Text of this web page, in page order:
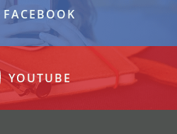
FACEBOOK
YOUTUBE